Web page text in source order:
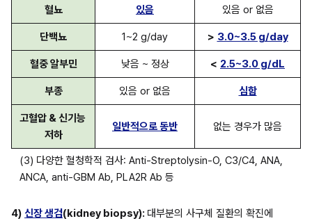
혈뇨 있음 있음 or 없음
단백뇨 1~2 g/day > 3.0~3.5 g/day
혈중 알부민 낮음 ~ 정상 < 2.5~3.0 g/dL
부종 있음 or 없음 심함
고혈압 & 신기능
저하
일반적으로 동반 없는 경우가 많음
(3) 다양한 혈청학적 검사: Anti-Streptolysin-O, C3/C4, ANA,
ANCA, anti-GBM Ab, PLA2R Ab 등
4) 신장 생검(kidney biopsy):